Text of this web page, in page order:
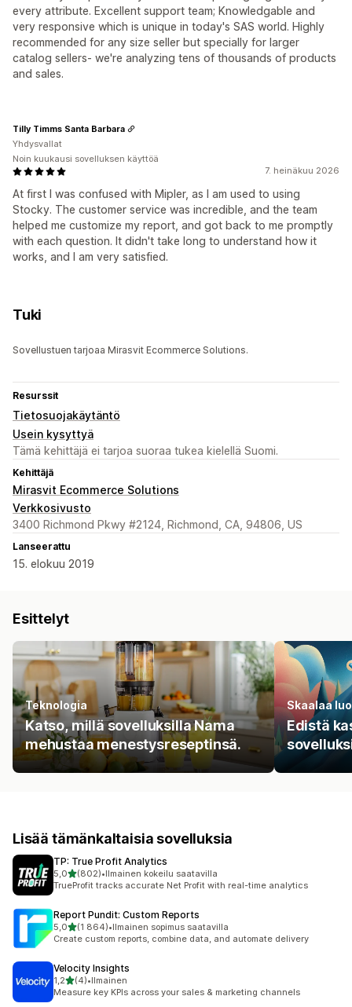
every attribute. Excellent support team; Knowledgable and
very responsive which is unique in today's SAS world. Highly
recommended for any size seller but specially for larger
catalog sellers- we're analyzing tens of thousands of products
and sales.
7. heinäkuu 2026
At first I was confused with Mipler, as I am used to using
Stocky. The customer service was incredible, and the team
helped me customize my report, and got back to me promptly
with each question. It didn't take long to understand how it
works, and I am very satisfied.
Tilly Timms Santa Barbara
Yhdysvallat
Noin kuukausi sovelluksen käyttöä
Tuki
Sovellustuen tarjoaa Mirasvit Ecommerce Solutions.
Resurssit
Tietosuojakäytäntö
Usein kysyttyä
Tämä kehittäjä ei tarjoa suoraa tukea kielellä Suomi.
Kehittäjä
Mirasvit Ecommerce Solutions
Verkkosivusto
3400 Richmond Pkwy #2124, Richmond, CA, 94806, US
Lanseerattu
15. elokuu 2019
Esittelyt
Teknologia
Katso, millä sovelluksilla Nama
mehustaa menestysreseptinsä.
Skaalaa
Edistä
Lisää tämänkaltaisia sovelluksia
TP: True Profit Analytics
5,0/ 5 tähteä
(802)
802 arvostelua yhteensä
•Ilmainen kokeilu saatavilla
TrueProfit tracks accurate Net Profit with real-time analytics
Report Pundit: Custom Reports
5,0/ 5 tähteä
(1 864)
1864 arvostelua yhteensä
•Ilmainen sopimus saatavilla
Create custom reports, combine data, and automate delivery
Velocity Insights
1,2/ 5 tähteä
(4)
4 arvostelua yhteensä
•Ilmainen
Measure key KPIs across your sales & marketing channels